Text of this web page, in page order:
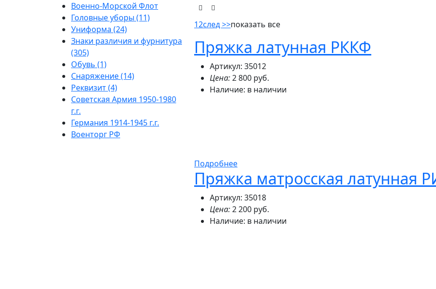
Военно-Морской Флот
Головные уборы (11)
Униформа (24)
Знаки различия и фурнитура
(305)
Обувь (1)
Снаряжение (14)
Реквизит (4)
Советская Армия 1950-1980
г.г.
Германия 1914-1945 г.г.
Военторг РФ
12след >>показать все
Пряжка латунная РККФ
Артикул: 35012
Цена:2 800 руб.
Наличие: в наличии
Подробнее
Пряжка матросская латунная
Артикул: 35018
Цена:2 200 руб.
Наличие: в наличии